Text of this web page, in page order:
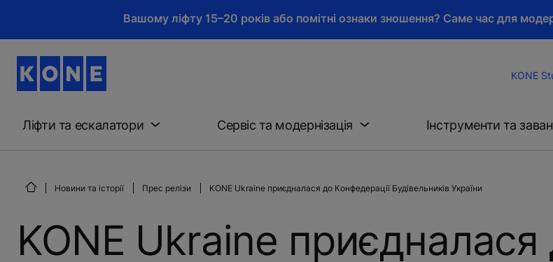
Вашому ліфту 15–20 років або помітні ознаки зношення? Саме час для
KONE
Ліфти та ескалатори Сервіс та модернізація Інструменти та
Новини та історії Прес релізи KONE Ukraine приєдналася до Конфедерації Будівельників України
KONE Ukraine приєдналася